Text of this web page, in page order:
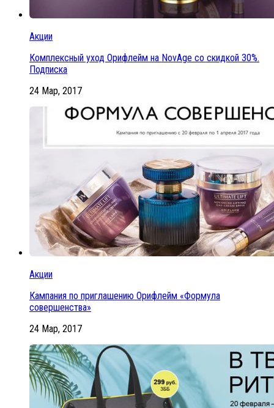
Акции
Комплексный уход Орифлейм на NovAge со скидкой 30%.
Подписка
24 Мар, 2017
Акции
Кампания по приглашению Орифлейм «Формула
совершенства»
24 Мар, 2017